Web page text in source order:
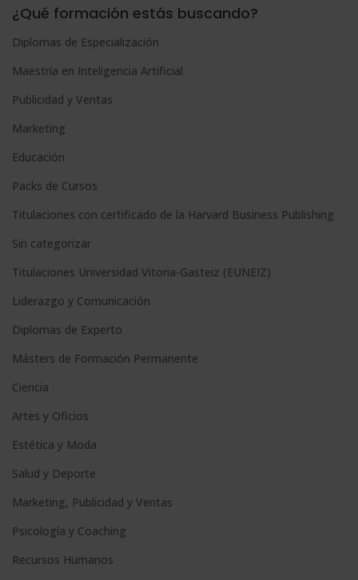
e
r
n
i
v
e
¿Qué formación estás buscando?
Diplomas de Especialización
Maestría en Inteligencia Artificial
Publicidad y Ventas
Marketing
Educación
Packs de Cursos
Titulaciones con certificado de la Harvard Business Publishing
Sin categorizar
Titulaciones Universidad Vitoria-Gasteiz (EUNEIZ)
Liderazgo y Comunicación
Diplomas de Experto
Másters de Formación Permanente
Ciencia
Artes y Oficios
Estética y Moda
Salud y Deporte
Marketing, Publicidad y Ventas
Psicología y Coaching
Recursos Humanos